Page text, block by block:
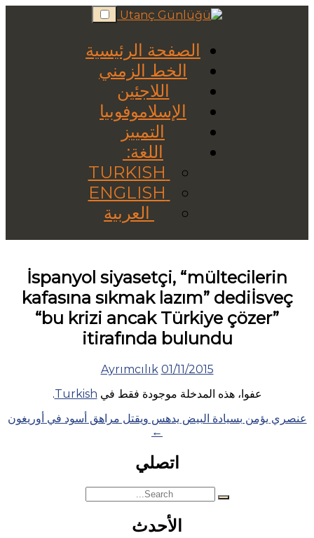
Skip
to
الصفحة الرئيسية
الخط الزمني
اللاجئين
الإسلاموفوبيا
التمييز
اللغة:
العربية
İspanyol siyasetçi, “mültecilerin
kafasına sıkmak lazım” dediİsveç
“bu krizi ancak Türkiye çözer”
itirafında bulundu
01/11/2015
Ayrımcılık
عفوا، هذه المدخلة موجودة فقط في Turkish
.
Posts
عنصري يؤمن بسيادة البيض يدهس ويقتل مراهق أسود في أوريغون
←
اتصلي
Search
for:
الأحدث